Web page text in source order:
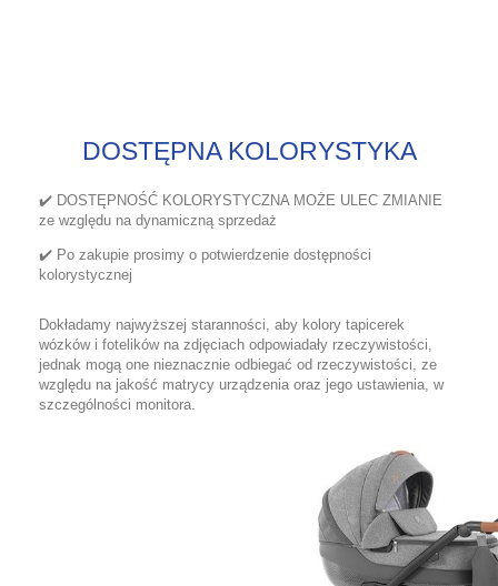
DOSTĘPNA KOLORYSTYKA
✔️ DOSTĘPNOŚĆ KOLORYSTYCZNA MOŻE ULEC ZMIANIE
ze względu na dynamiczną sprzedaż
✔️ Po zakupie prosimy o potwierdzenie dostępności
kolorystycznej
Dokładamy najwyższej staranności, aby kolory tapicerek
wózków i fotelików na zdjęciach odpowiadały rzeczywistości,
jednak mogą one nieznacznie odbiegać od rzeczywistości, ze
względu na jakość matrycy urządzenia oraz jego ustawienia, w
szczególności monitora.